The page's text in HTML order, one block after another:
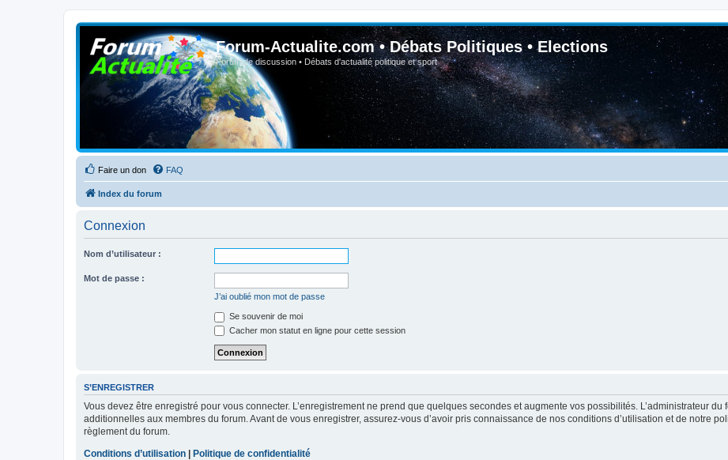
Forum-Actualite.com • Débats Politiques • Elections
Forum de discussion • Débats d'actualité politique et sport
Faire un don FAQ
Index du forum
Connexion
Nom d’utilisateur :
Mot de passe :
J’ai oublié mon mot de passe
Se souvenir de moi
Cacher mon statut en ligne pour cette session
S’ENREGISTRER
Vous devez être enregistré pour vous connecter. L’enregistrement ne prend que quelques secondes et augmente vos possibilités. L’administrateur
additionnelles aux membres du forum. Avant de vous enregistrer, assurez-vous d’avoir pris connaissance de nos conditions d’utilisation et de notre
règlement du forum.
Conditions d’utilisation | Politique de confidentialité